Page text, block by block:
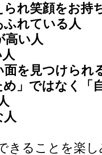
られ笑顔をお持
ふれている人
高い人
面を見つけられ
め」ではなく「
人
きることを楽